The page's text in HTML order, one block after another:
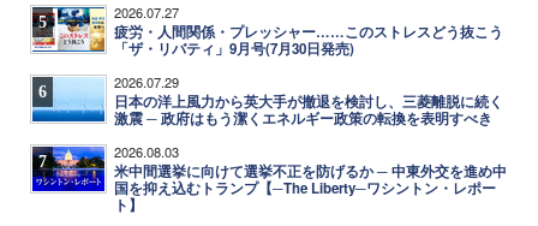
5 2026.07.27
疲労・人間関係・プレッシャー……このストレスどう抜こう
「ザ・リバティ」9月号(7月30日発売)
6 2026.07.29
日本の洋上風力から英大手が撤退を検討し、三菱離脱に続く
激震 ─ 政府はもう潔くエネルギー政策の転換を表明すべき
7 2026.08.03
米中間選挙に向けて選挙不正を防げるか ─ 中東外交を進め中
国を抑え込むトランプ【─The Liberty─ワシントン・レポー
ト】